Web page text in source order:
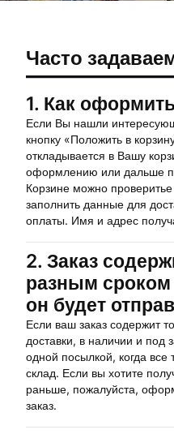
Часто
1. Как
Если Вы нашли
кнопку «Положить в
откладывается в Вашу
оформлению или дальше
Корзине можно проверитье
заполнить данные для
оплаты. Имя и адрес
2. Заказ
разным сроком
он будет
Если ваш заказ содержит
доставки, в наличии и под
одной посылкой, когда
склад. Если вы хотите
раньше, пожалуйста,
заказ.